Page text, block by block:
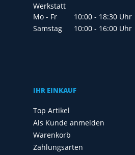
Werkstatt
Mo - Fr
10:00 - 18:30 Uhr
Samstag
10:00 - 16:00 Uhr
IHR EINKAUF
Top Artikel
Als Kunde anmelden
Warenkorb
Zahlungsarten